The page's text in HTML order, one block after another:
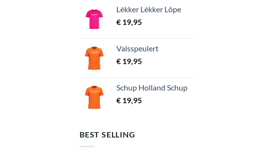
Lèkker Lèkker Lôpe
€ 19,95
Valsspeulert
€ 19,95
Schup Holland Schup
€ 19,95
BEST SELLING